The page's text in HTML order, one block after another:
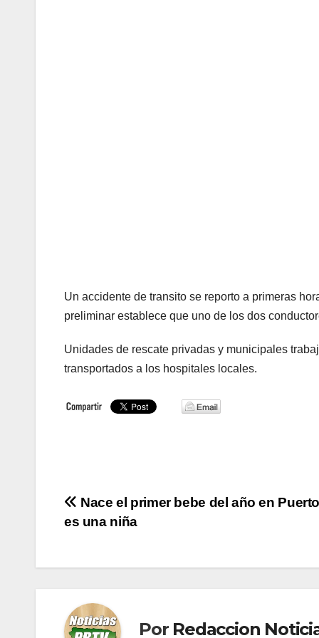
Un accidente de transito se reporto a primeras
preliminar establece que uno de los dos
Unidades de rescate privadas y municipales
transportados a los hospitales locales.
Navegación
entradas
Nace el primer bebe del año en
es una niña
Por Redaccion